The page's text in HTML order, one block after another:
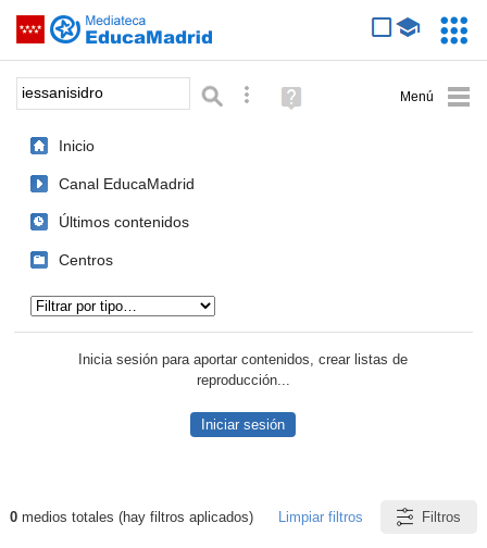
Saltar navegación
Palabra o frase: Búsqueda avanzada
Ayuda
(en
Inicio
Canal EducaMadrid
Últimos contenidos
Centros
Inicia sesión para aportar contenidos, crear listas de
reproducción...
Iniciar sesión
Resultados de: iessanisidro
0medios totales (hay filtros aplicados) Limpiar filtros Filtros